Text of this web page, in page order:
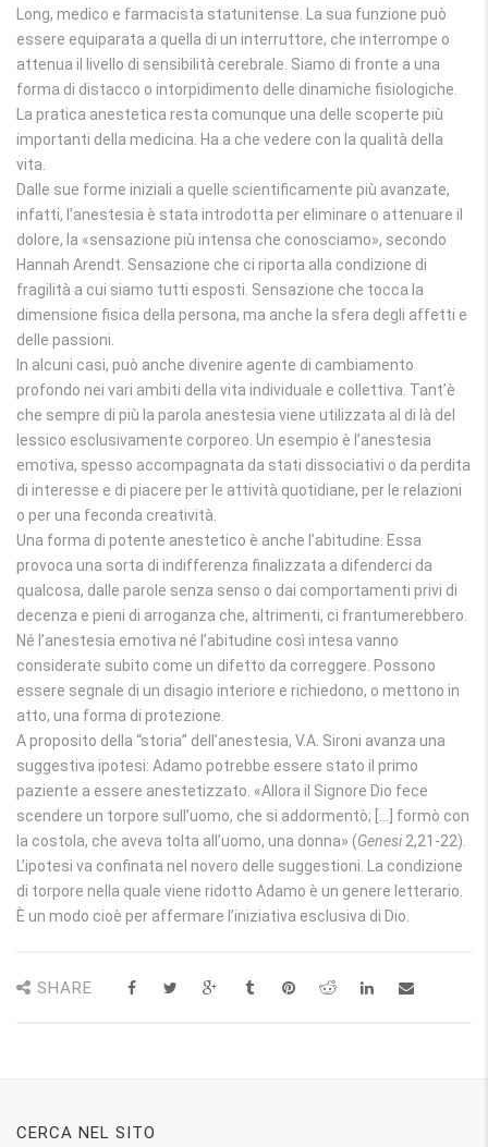
Long, medico e farmacista statunitense. La sua funzione può
essere equiparata a quella di un interruttore, che interrompe o
attenua il livello di sensibilità cerebrale. Siamo di fronte a una
forma di distacco o intorpidimento delle dinamiche fisiologiche.
La pratica anestetica resta comunque una delle scoperte più
importanti della medicina. Ha a che vedere con la qualità della
vita.
Dalle sue forme iniziali a quelle scientificamente più avanzate,
infatti, l’anestesia è stata introdotta per eliminare o attenuare il
dolore, la «sensazione più intensa che conosciamo», secondo
Hannah Arendt. Sensazione che ci riporta alla condizione di
fragilità a cui siamo tutti esposti. Sensazione che tocca la
dimensione fisica della persona, ma anche la sfera degli affetti e
delle passioni.
In alcuni casi, può anche divenire agente di cambiamento
profondo nei vari ambiti della vita individuale e collettiva. Tant’è
che sempre di più la parola anestesia viene utilizzata al di là del
lessico esclusivamente corporeo. Un esempio è l’anestesia
emotiva, spesso accompagnata da stati dissociativi o da perdita
di interesse e di piacere per le attività quotidiane, per le relazioni
o per una feconda creatività.
Una forma di potente anestetico è anche l’abitudine. Essa
provoca una sorta di indifferenza finalizzata a difenderci da
qualcosa, dalle parole senza senso o dai comportamenti privi di
decenza e pieni di arroganza che, altrimenti, ci frantumerebbero.
Né l’anestesia emotiva né l’abitudine così intesa vanno
considerate subito come un difetto da correggere. Possono
essere segnale di un disagio interiore e richiedono, o mettono in
atto, una forma di protezione.
A proposito della “storia” dell’anestesia, V.A. Sironi avanza una
suggestiva ipotesi: Adamo potrebbe essere stato il primo
paziente a essere anestetizzato. «Allora il Signore Dio fece
scendere un torpore sull’uomo, che si addormentò; […] formò con
la costola, che aveva tolta all’uomo, una donna» (Genesi 2,21-22).
L’ipotesi va confinata nel novero delle suggestioni. La condizione
di torpore nella quale viene ridotto Adamo è un genere letterario.
È un modo cioè per affermare l’iniziativa esclusiva di Dio.
SHARE
CERCA NEL SITO